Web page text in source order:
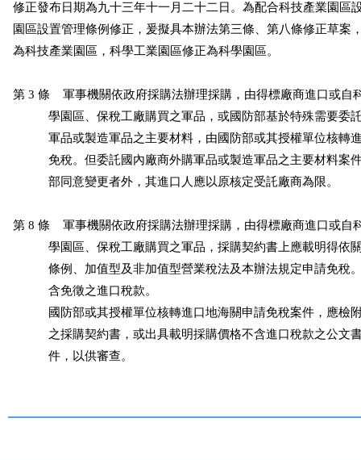
修正發布日期為九十三年十一月二十二日。為配合科技產業園區
園區設置管理條例修正，爰擬具本辦法第三條、第八條修正草案
為科技產業園區，科學工業園區修正為科學園區。
第 3 條    軍事機關依政府採購法辦理採購，由得標廠商進口或自
學園區、保稅工廠購買之軍品，或國防部基於特殊需要委
軍品或製造軍品之主要材料，由國防部或其授權單位核轉
免稅。但委託國內廠商外購軍品或製造軍品之主要材料案
           部同意變更者外，其進口人應以原核定受託廠商為限。
第 8 條    軍事機關依政府採購法辦理採購，由得標廠商進口或自
學園區、保稅工廠購買之軍品，採購契約書上應載明得依
條例、加值型及非加值型營業稅法及本辦法規定申請免稅
           含免徵之進口稅款。
國防部或其授權單位核轉進口地海關申請免稅案件，應檢
之採購契約書，或出具載明採購價格不含進口稅款之公文
           件，以供審查。